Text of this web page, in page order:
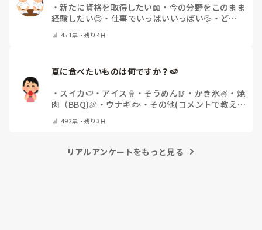
・新たに資格を取得したい📖 ・ 今の分野をこのまま
経験したい😊 ・ 仕事でいっぱいいっぱい💦 ・ どん
教えてください）
451票・残り4日
夏に食べたいものは何ですか？🍉
・ スイカ🍉 ・ アイス🍦 ・ そうめん🥢 ・ かき氷🍧 ・ 焼
肉（BBQ)🍖 ・ ウナギ🐟 ・ その他(コメントで教え
492票・残り3日
リアルアンケートをもっと見る